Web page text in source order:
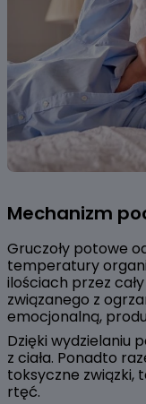
Mechanizm
Gruczoły potowe
temperatury
ilościach przez
związanego z
emocjonalną,
Dzięki wydzielaniu
z ciała. Ponadto
toksyczne związki,
rtęć.